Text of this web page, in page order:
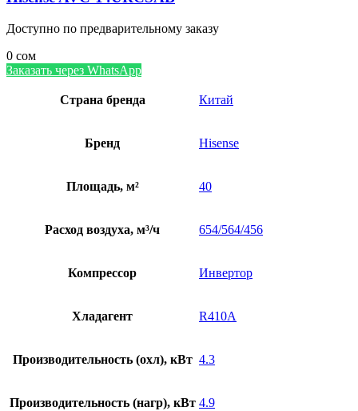
Доступно по предварительному заказу
0 сом
Заказать через WhatsApp
Страна бренда Китай
Бренд Hisense
Площадь, м² 40
Расход воздуха, м³/ч 654/564/456
Компрессор Инвертор
Хладагент R410A
Производительность (охл), кВт 4.3
Производительность (нагр), кВт 4.9